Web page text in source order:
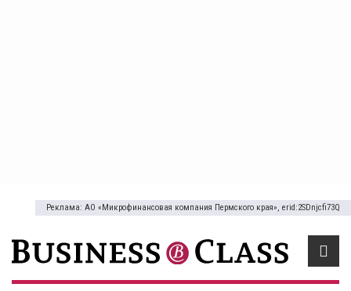
Реклама: АО «Микрофинансовая компания Пермского края», erid:2SDnjcfi73Q